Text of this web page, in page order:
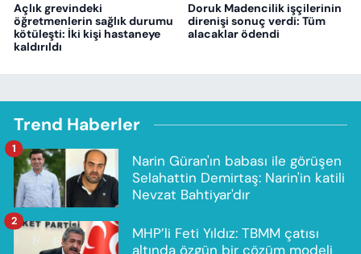
Açlık grevindeki
öğretmenlerin sağlık durumu
kötüleşti: İki kişi hastaneye
kaldırıldı
Doruk Madencilik işçilerinin
direnişi sonuç verdi: Tüm
alacaklar ödendi
Trend Haberler
Narin Güran'ın babası ile görüşen
Selahattin Demirtaş: Narin'in katili
Nevzat Bahtiyar'dır
1
MHP’li Feti Yıldız: TBMM çatısı
altında özgün bir çözüm modeli
2